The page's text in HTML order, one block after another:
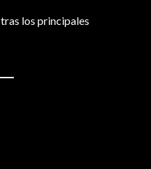
los principales